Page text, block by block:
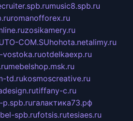
music8.spb.ru
romanofforex.ru
zosikamery.ru
COM.SUhohota.netalimy.ru
vostoka.ruotdelkaexp.ru
mebelshop.msk.ru
td.rukosmoscreative.ru
tiffany-c.ru
p.spb.ruгалактика73.рф
spb.rufotsis.rutesiaes.ru